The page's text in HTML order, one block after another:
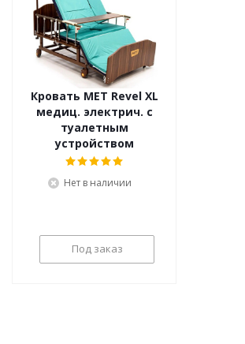
Кровать MET Revel XL
медиц. электрич. с
туалетным
устройством
Нет в наличии
Под заказ